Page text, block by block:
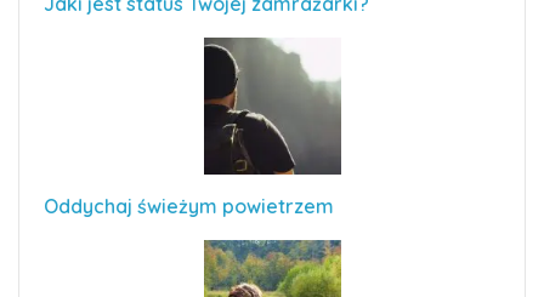
Oddychaj świeżym powietrzem